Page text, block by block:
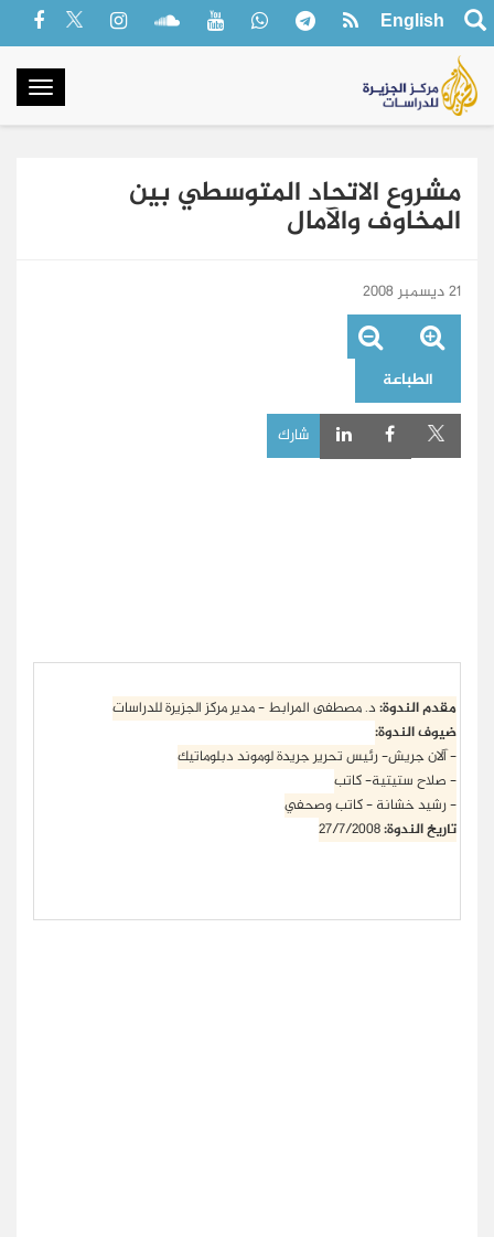
English
مشروع الاتحاد المتوسطي بين
المخاوف والآمال
21 ديسمبر 2008
الطباعة
شارك
مقدم الندوة:د. مصطفى المرابط - مدير مركز الجزيرة للدراسات
ضيوف الندوة:
- آلان جريش- رئيس تحرير جريدة لوموند دبلوماتيك
- صلاح ستيتية- كاتب
- رشيد خشانة - كاتب وصحفي
تاريخ الندوة: